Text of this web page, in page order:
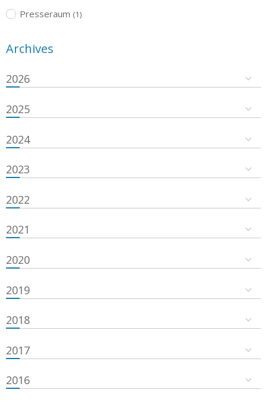
Presseraum (1)
Archives
2026
2025
2024
2023
2022
2021
2020
2019
2018
2017
2016